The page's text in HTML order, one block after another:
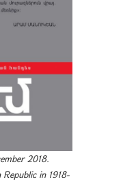
2018.
in 1918-